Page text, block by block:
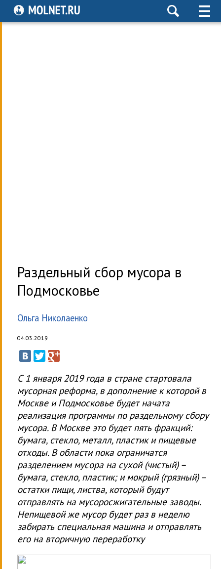
Раздельный сбор мусора в
Подмосковье
Ольга Николаенко
04.03.2019
С 1 января 2019 года в стране стартовала
мусорная реформа, в дополнение к которой в
Москве и Подмосковье будет начата
реализация программы по раздельному сбору
мусора. В Москве это будет пять фракций:
бумага, стекло, металл, пластик и пищевые
отходы. В области пока ограничатся
разделением мусора на сухой (чистый) –
бумага, стекло, пластик; и мокрый (грязный) –
остатки пищи, листва, который будут
отправлять на мусоросжигательные заводы.
Непищевой же мусор будет раз в неделю
забирать специальная машина и отправлять
его на вторичную переработку